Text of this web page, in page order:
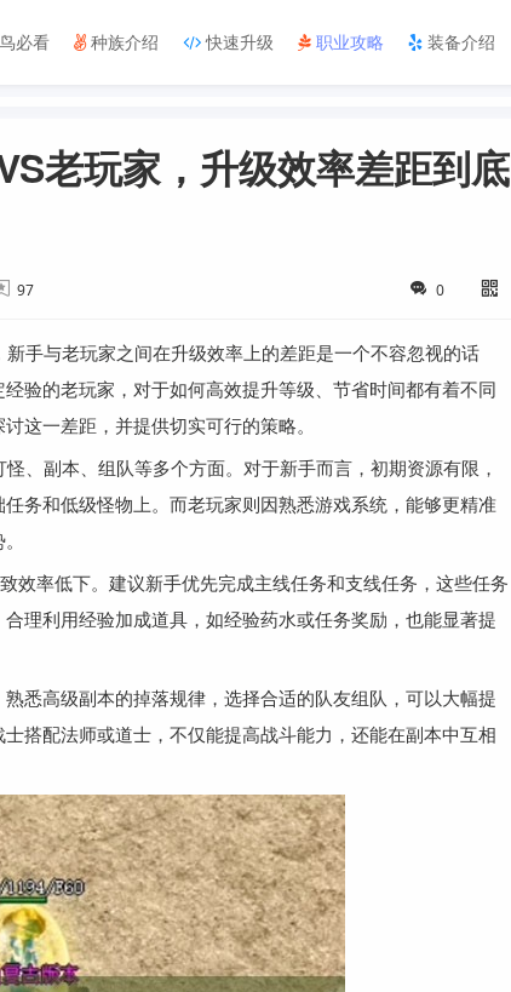
必看 种族介绍 快速升级 职业攻略 装备介绍
老玩家，升级效率差距到底
97 0
手与老玩家之间在升级效率上的差距是一个不容忽视的话
验的老玩家，对于如何高效提升等级、节省时间都有着不同
这一差距，并提供切实可行的策略。
、副本、组队等多个方面。对于新手而言，初期资源有限，
务和低级怪物上。而老玩家则因熟悉游戏系统，能够更精准
效率低下。建议新手优先完成主线任务和支线任务，这些任务
理利用经验加成道具，如经验药水或任务奖励，也能显著提
悉高级副本的掉落规律，选择合适的队友组队，可以大幅提
搭配法师或道士，不仅能提高战斗能力，还能在副本中互相